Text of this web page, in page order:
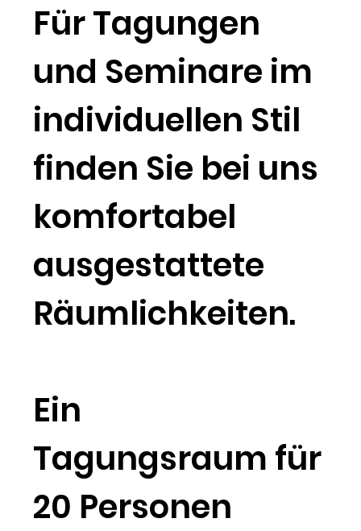
Für Tagungen
und Seminare im
individuellen Stil
finden Sie bei uns
komfortabel
ausgestattete
Räumlichkeiten.
Ein
Tagungsraum für
20 Personen